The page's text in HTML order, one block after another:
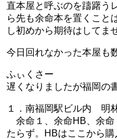
直本屋と呼ぶのを躊躇う
ら先も余命本を置くこと
し初めから期待はしてま
今日回れなかった本屋も
ふぃくさー
遅くなりましたが福岡の
１．南福岡駅ビル内 明
余命１、余命HB、余命
たらず。HBはここから